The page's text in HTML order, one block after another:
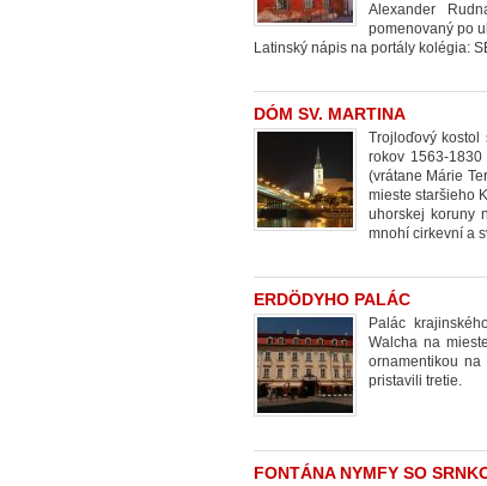
Alexander
pomenovaný po
Latinský nápis na portály kolégia:
DÓM SV. MARTINA
Trojloďový kostol
rokov 1563-
(vrátane Márie
mieste staršieho
uhorskej koruny
mnohí cirkevní a
ERDÖDYHO PALÁC
Palác
Walcha na
ornamentikou
pristavili tretie.
FONTÁNA NYMFY SO